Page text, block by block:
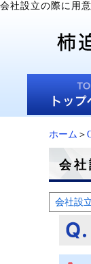
会社設立の際に用
ホーム ＞
会
会社設